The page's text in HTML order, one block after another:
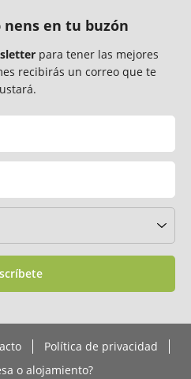
nens en tu buzón
para tener las mejores
recibirás un correo que te
Política de privacidad
o alojamiento?